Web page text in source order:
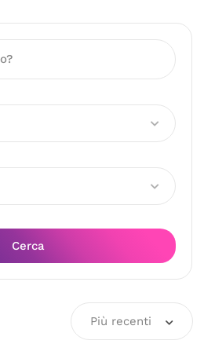
Cerca
Più recenti